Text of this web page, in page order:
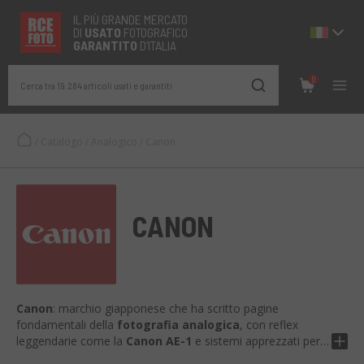
IL PIÙ GRANDE MERCATO
DI USATO FOTOGRAFICO
GARANTITO D’ITALIA
Cerca tra 19.284 articoli usati e garantiti
0
CANON
Canon: marchio giapponese che ha scritto pagine
fondamentali della fotografia analogica, con reflex
leggendarie come la Canon AE-1 e sistemi apprezzati per